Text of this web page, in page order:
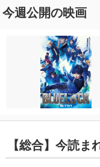
今週公開の映画
【総合】今読ま